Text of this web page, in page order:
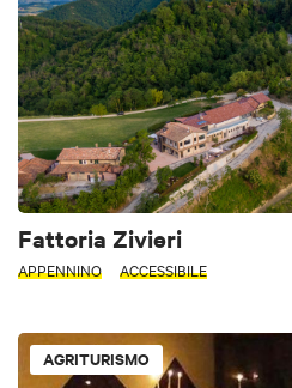
Fattoria Zivieri
APPENNINO ACCESSIBILE
AGRITURISMO